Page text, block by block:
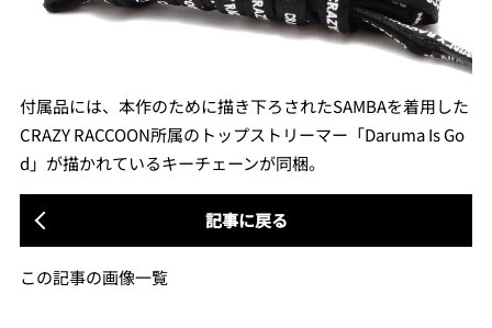
付属品には、本作のために描き下ろされたSAMBAを着用した
CRAZY RACCOON所属のトップストリーマー「Daruma Is Go
d」が描かれているキーチェーンが同梱。
記事に戻る
この記事の画像一覧